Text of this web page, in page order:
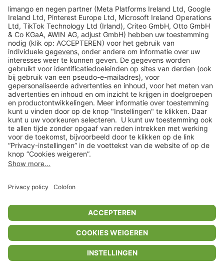
PrivacyinstellingenAlgemene voorwaardenPrivacybeleidColofon
Help Center